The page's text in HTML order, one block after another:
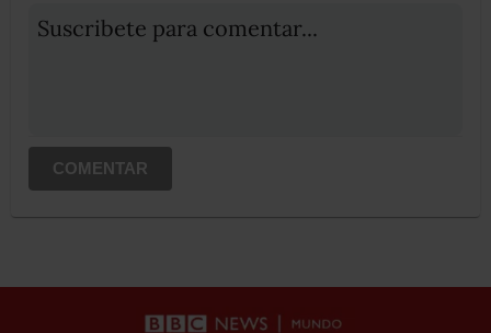
Suscribete para comentar...
COMENTAR